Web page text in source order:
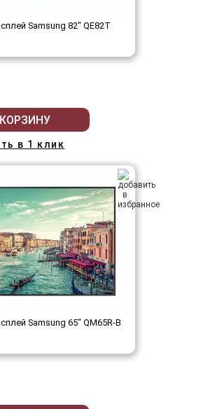
Samsung 82" QE82T
в 1 клик
Samsung 65" QM65R-B